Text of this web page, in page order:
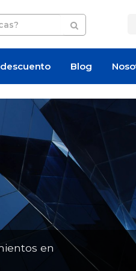
Blog
en
Oferta de empleo